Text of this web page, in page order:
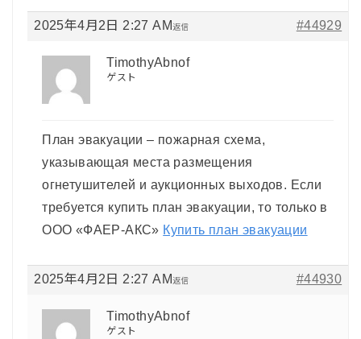
2025年4月2日 2:27 AM #44929
返信
TimothyAbnof
ゲスト
План эвакуации – пожарная схема,
указывающая места размещения
огнетушителей и аукционных выходов. Если
требуется купить план эвакуации, то только в
ООО «ФАЕР-АКС» Купить план эвакуации
2025年4月2日 2:27 AM #44930
返信
TimothyAbnof
ゲスト